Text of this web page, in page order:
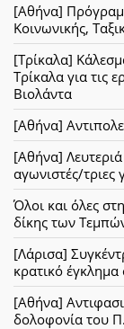
[Αθήνα]
Κοινωνικής,
[Τρίκαλα]
Τρίκαλα για τις
Βιολάντα
[Αθήνα]
[Αθήνα]
αγωνιστές/
Όλοι και όλες
δίκης των
[Λάρισα]
κρατικό
[Αθήνα]
δολοφονία του